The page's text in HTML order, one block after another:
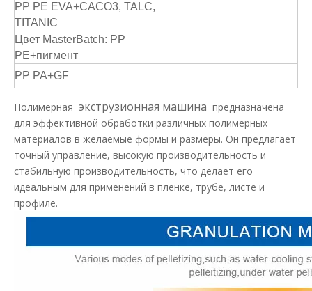
PP PE EVA+CACO3, TALC,
TITANIC
Цвет MasterBatch: PP
PE+пигмент
PP PA+GF
Полимерная экструзионная машина предназначена
для эффективной обработки различных полимерных
материалов в желаемые формы и размеры. Он предлагает
точный управление, высокую производительность и
стабильную производительность, что делает его
идеальным для применений в пленке, трубе, листе и
профиле.